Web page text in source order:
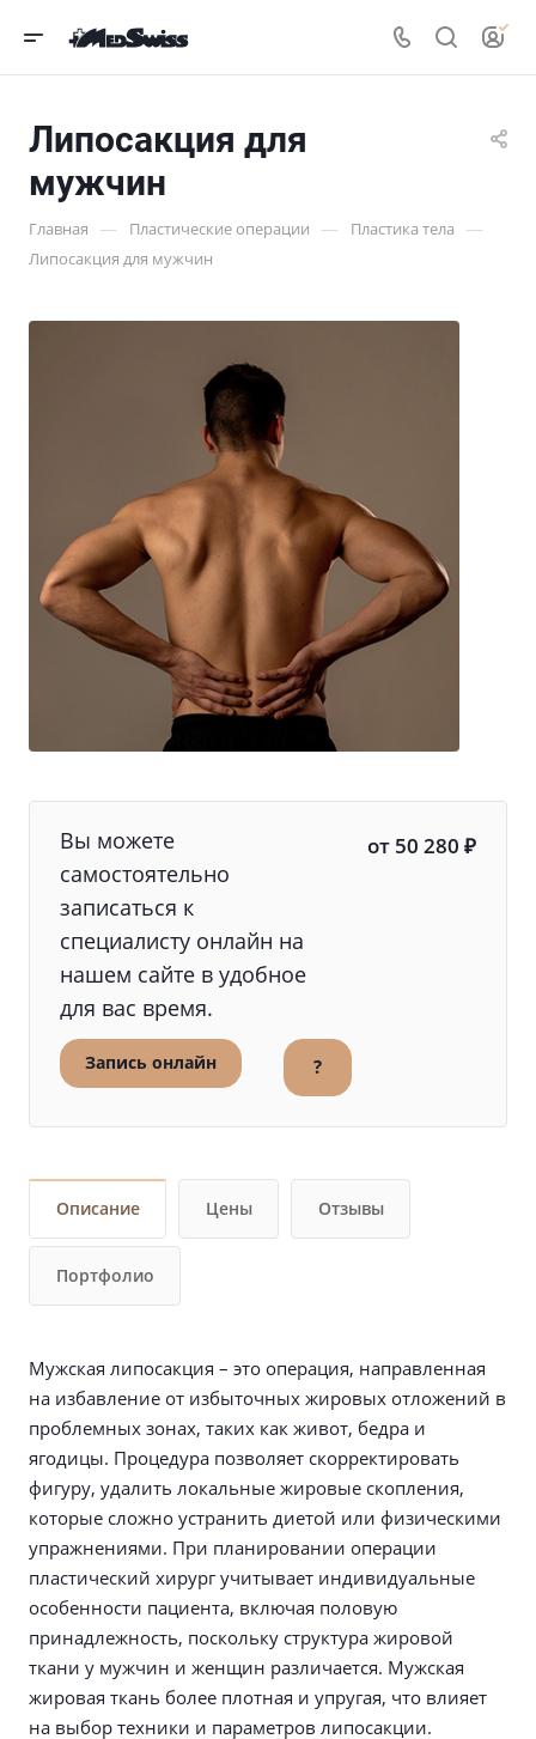
Липосакция для
мужчин
Главная — Пластические операции — Пластика тела —
Липосакция для мужчин
Вы можете
самостоятельно
записаться к
специалисту онлайн на
нашем сайте в удобное
для вас время.
от 50 280 ₽
Запись онлайн ?
Описание Цены Отзывы
Портфолио
Мужская липосакция – это операция, направленная
на избавление от избыточных жировых отложений в
проблемных зонах, таких как живот, бедра и
ягодицы. Процедура позволяет скорректировать
фигуру, удалить локальные жировые скопления,
которые сложно устранить диетой или физическими
упражнениями. При планировании операции
пластический хирург учитывает индивидуальные
особенности пациента, включая половую
принадлежность, поскольку структура жировой
ткани у мужчин и женщин различается. Мужская
жировая ткань более плотная и упругая, что влияет
на выбор техники и параметров липосакции.